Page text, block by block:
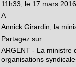
11h33, le 17 mars
A
Annick Girardin, la
Partagez sur :
ARGENT - La ministre
organisations